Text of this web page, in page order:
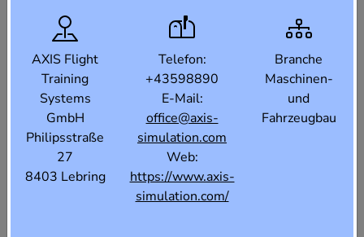
AXIS Flight
Training
Systems
GmbH
Philipsstraße
27
8403 Lebring
Telefon:
+43598890
E-Mail:
office@axis-
simulation.com
Web:
https://www.axis-
simulation.com/
Branche
Maschinen-
und
Fahrzeugbau